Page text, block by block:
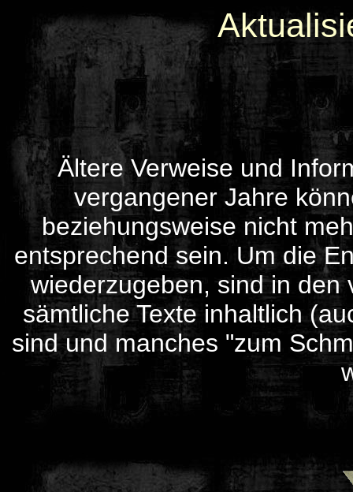
Ältere Verweise und
vergangener Jahre
beziehungsweise nicht
entsprechend sein. Um die
wiederzugeben, sind in den
sämtliche Texte inhaltlich
sind und manches "zum